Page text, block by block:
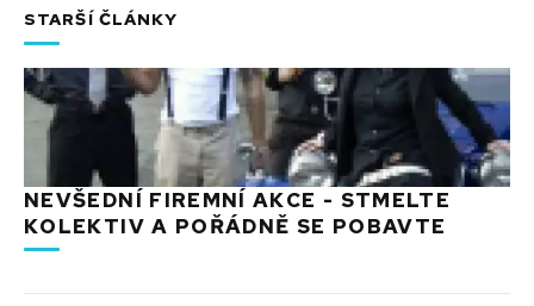
STARŠÍ ČLÁNKY
NEVŠEDNÍ FIREMNÍ AKCE - STMELTE
KOLEKTIV A POŘÁDNĚ SE POBAVTE